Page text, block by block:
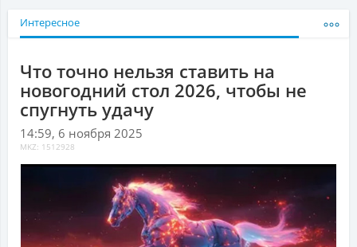
Интересное
Что точно нельзя ставить на
новогодний стол 2026, чтобы не
спугнуть удачу
14:59, 6 ноября 2025
MKZ: 1512928